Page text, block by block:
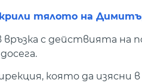
тялото на
с действията
която да